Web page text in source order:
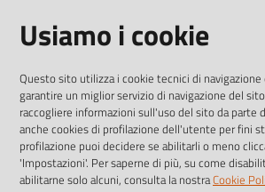
I dati personali pubblicati sono
previste dalla direttiva comunitaria
36/2006
Usiamo i cookie
Questo sito utilizza i cookie tecnici di navigazione
garantire un miglior servizio di navigazione del
raccogliere informazioni sull'uso del sito da parte
anche cookies di profilazione dell'utente per fini
profilazione puoi decidere se abilitarli o meno
'Impostazioni'. Per saperne di più, su come
abilitarne solo alcuni, consulta la nostraCookie